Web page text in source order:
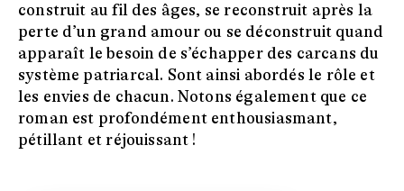
construit au fil des âges, se reconstruit après la
perte d’un grand amour ou se déconstruit quand
apparaît le besoin de s’échapper des carcans du
système patriarcal. Sont ainsi abordés le rôle et
les envies de chacun. Notons également que ce
roman est profondément enthousiasmant,
pétillant et réjouissant !